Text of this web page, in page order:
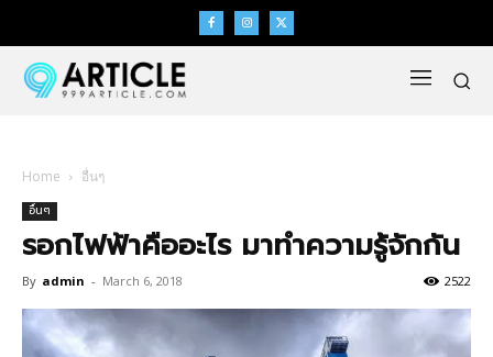
Home อื่นๆ
อื่นๆ
รอกไฟฟ้าคืออะไร มาทำความรู้จักกัน
By admin - March 6, 2018 2522